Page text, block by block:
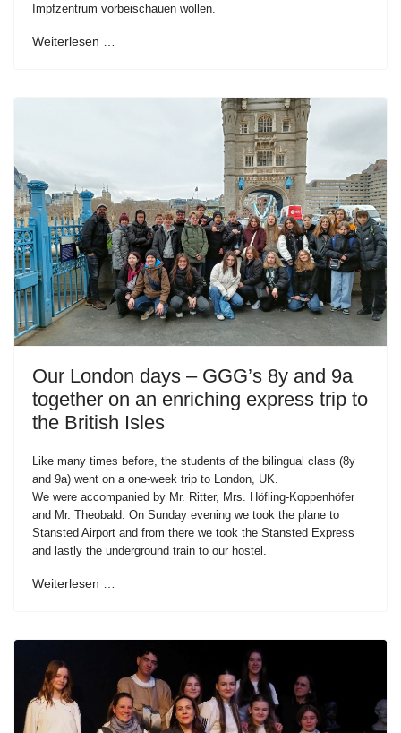
Impfzentrum vorbeischauen wollen.
Weiterlesen …
Our London days – GGG’s 8y and 9a
together on an enriching express trip to
the British Isles
Like many times before, the students of the bilingual class (8y
and 9a) went on a one-week trip to London, UK.
We were accompanied by Mr. Ritter, Mrs. Höfling-Koppenhöfer
and Mr. Theobald. On Sunday evening we took the plane to
Stansted Airport and from there we took the Stansted Express
and lastly the underground train to our hostel.
Weiterlesen …